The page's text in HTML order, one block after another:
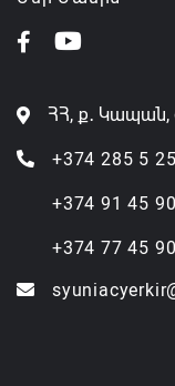
ՀՀ, ք․ Կապան,
+374 285 5
+374 91 45
+374 77 45